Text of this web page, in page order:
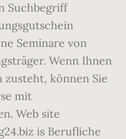
Suchbegriff
Seminare von
Wenn Ihnen
zusteht, können Sie
mit
Web site
is Berufliche